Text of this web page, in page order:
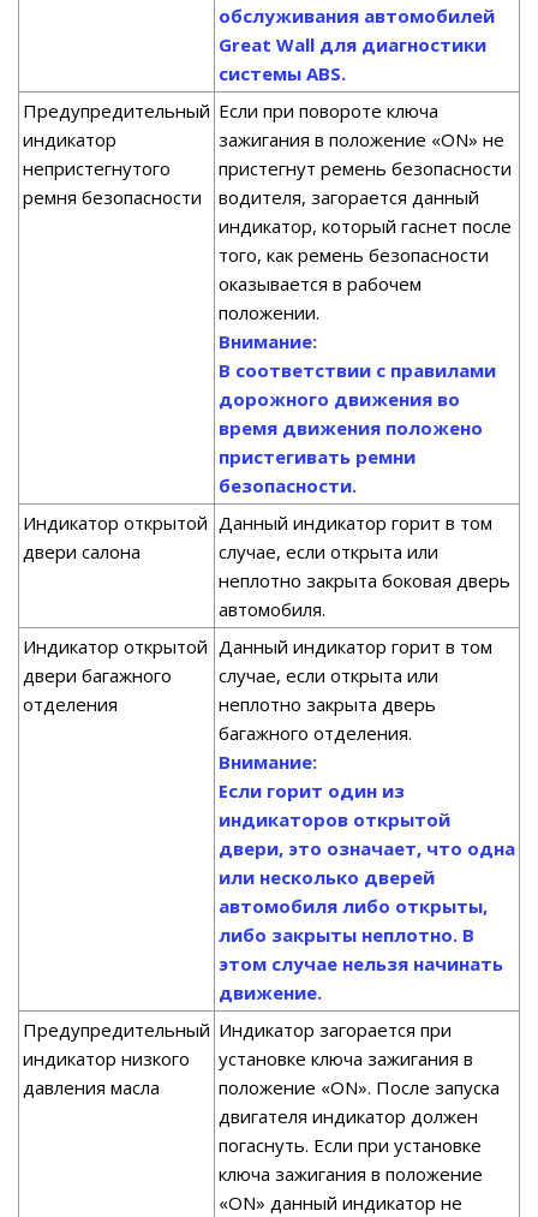
обслуживания автомобилей
Great Wall для диагностики
системы ABS.
Предупредительный
индикатор
непристегнутого
ремня безопасности
Если при повороте ключа
зажигания в положение «ON» не
пристегнут ремень безопасности
водителя, загорается данный
индикатор, который гаснет после
того, как ремень безопасности
оказывается в рабочем
положении.
Внимание:
В соответствии с правилами
дорожного движения во
время движения положено
пристегивать ремни
безопасности.
Индикатор открытой
двери салона
Данный индикатор горит в том
случае, если открыта или
неплотно закрыта боковая дверь
автомобиля.
Индикатор открытой
двери багажного
отделения
Данный индикатор горит в том
случае, если открыта или
неплотно закрыта дверь
багажного отделения.
Внимание:
Если горит один из
индикаторов открытой
двери, это означает, что одна
или несколько дверей
автомобиля либо открыты,
либо закрыты неплотно. В
этом случае нельзя начинать
движение.
Предупредительный
индикатор низкого
давления масла
Индикатор загорается при
установке ключа зажигания в
положение «ON». После запуска
двигателя индикатор должен
погаснуть. Если при установке
ключа зажигания в положение
«ON» данный индикатор не